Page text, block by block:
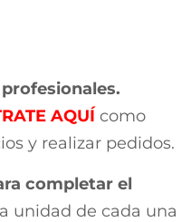
AQUÍ como
y realizar pedidos.
completar el
unidad de cada una